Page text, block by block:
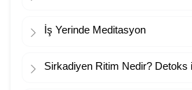
İş Yerinde Meditasyon
Sirkadiyen Ritim Nedir? Detoks